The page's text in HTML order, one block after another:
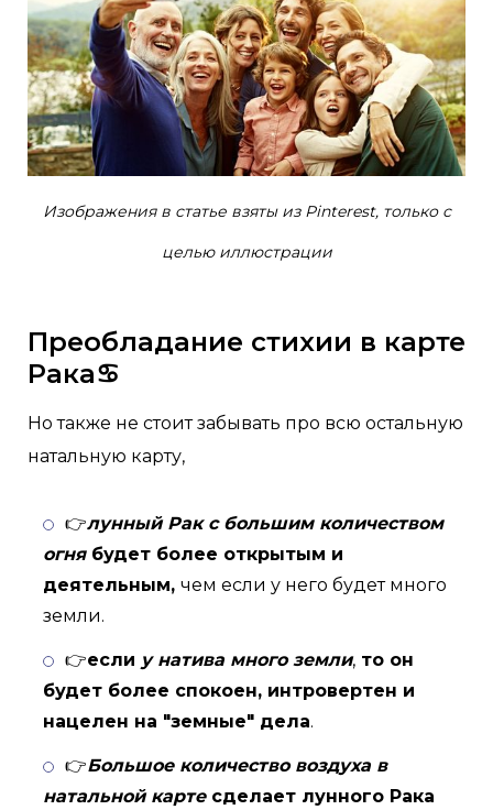
Изображения в статье взяты из Pinterest, только с
целью иллюстрации
Преобладание стихии в карте
Рака♋
Но также не стоит забывать про всю остальную
натальную карту,
👉лунный Рак с большим количеством
огнябудет более открытым и
деятельным, чем если у него будет много
земли.
👉если у натива много земли, то он
будет более спокоен, интровертен и
нацелен на "земные" дела.
👉Большое количество воздуха в
натальной картесделает лунного Рака